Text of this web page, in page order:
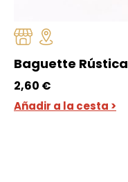
Baguette Rústica
2,60 €
Añadir a la cesta >